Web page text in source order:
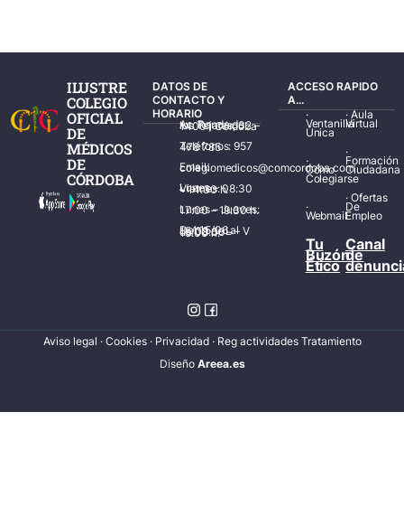
ILUSTRE
COLEGIO
OFICIAL
DE
MÉDICOS
DE
CÓRDOBA
DATOS DE
CONTACTO Y
HORARIO
Av. Ronda de los Tejares, 32 – 14001 Córdoba
Teléfonos: 957 478 785
Email: colegiomedicos@comcordoba.com
Lunes – Viernes: 08:30 – 14:30 h.
Lunes – Jueves: 17:00 – 19:30 h.
Del 15/06 al 15/09 de L – V de 08:00 – 15:00 h.
ACCESO RAPIDO
A...
·
Ventanilla
Única
·
Cómo
Colegiarse
·
Webmail
·Aula
Virtual
·
Formación
Ciudadana
·Ofertas
De
Empleo
Tu
Buzón
Ético
Canal
de
Aviso legal · Cookies· Privacidad · Reg actividades Tratamiento
Diseño Areea.es